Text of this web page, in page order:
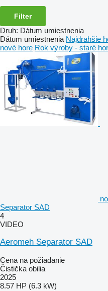
Filter
Druh: Dátum umiestnenia
Dátum umiestnenia Najdrahšie
nové hore Rok výroby - staré
Separator SAD
4
VIDEO
Aeromeh Separator SAD
Cena na požiadanie
Čistička obilia
2025
8.57 HP (6.3 kW)